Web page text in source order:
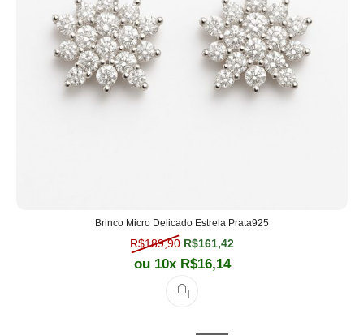
Brinco Micro Delicado Estrela Prata925
R$189,90 O preço original era: R$189,90.
R$161,42
ou 10x R$16,14